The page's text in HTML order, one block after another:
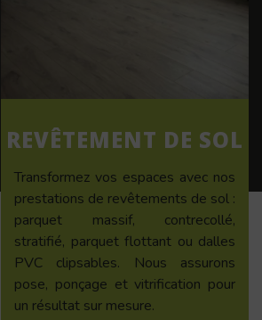
REVÊTEMENT DE SOL
Transformez vos espaces avec nos
prestations de revêtements de sol :
parquet massif, contrecollé,
stratifié, parquet flottant ou dalles
PVC clipsables. Nous assurons
pose, ponçage et vitrification pour
un résultat sur mesure.